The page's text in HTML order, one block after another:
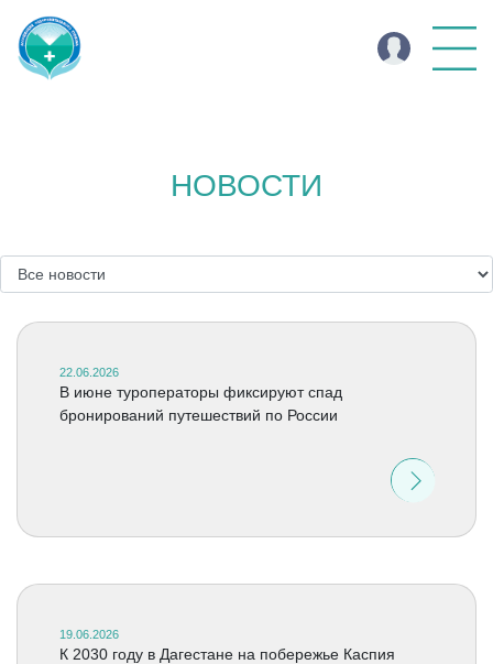
НОВОСТИ
22.06.2026
В июне туроператоры фиксируют спад
бронирований путешествий по России
19.06.2026
К 2030 году в Дагестане на побережье Каспия